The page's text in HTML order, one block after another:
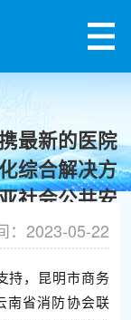
最新的医院
综合解决方
社会公共安
：2023-05-22
持，昆明市商务
南省消防协会联